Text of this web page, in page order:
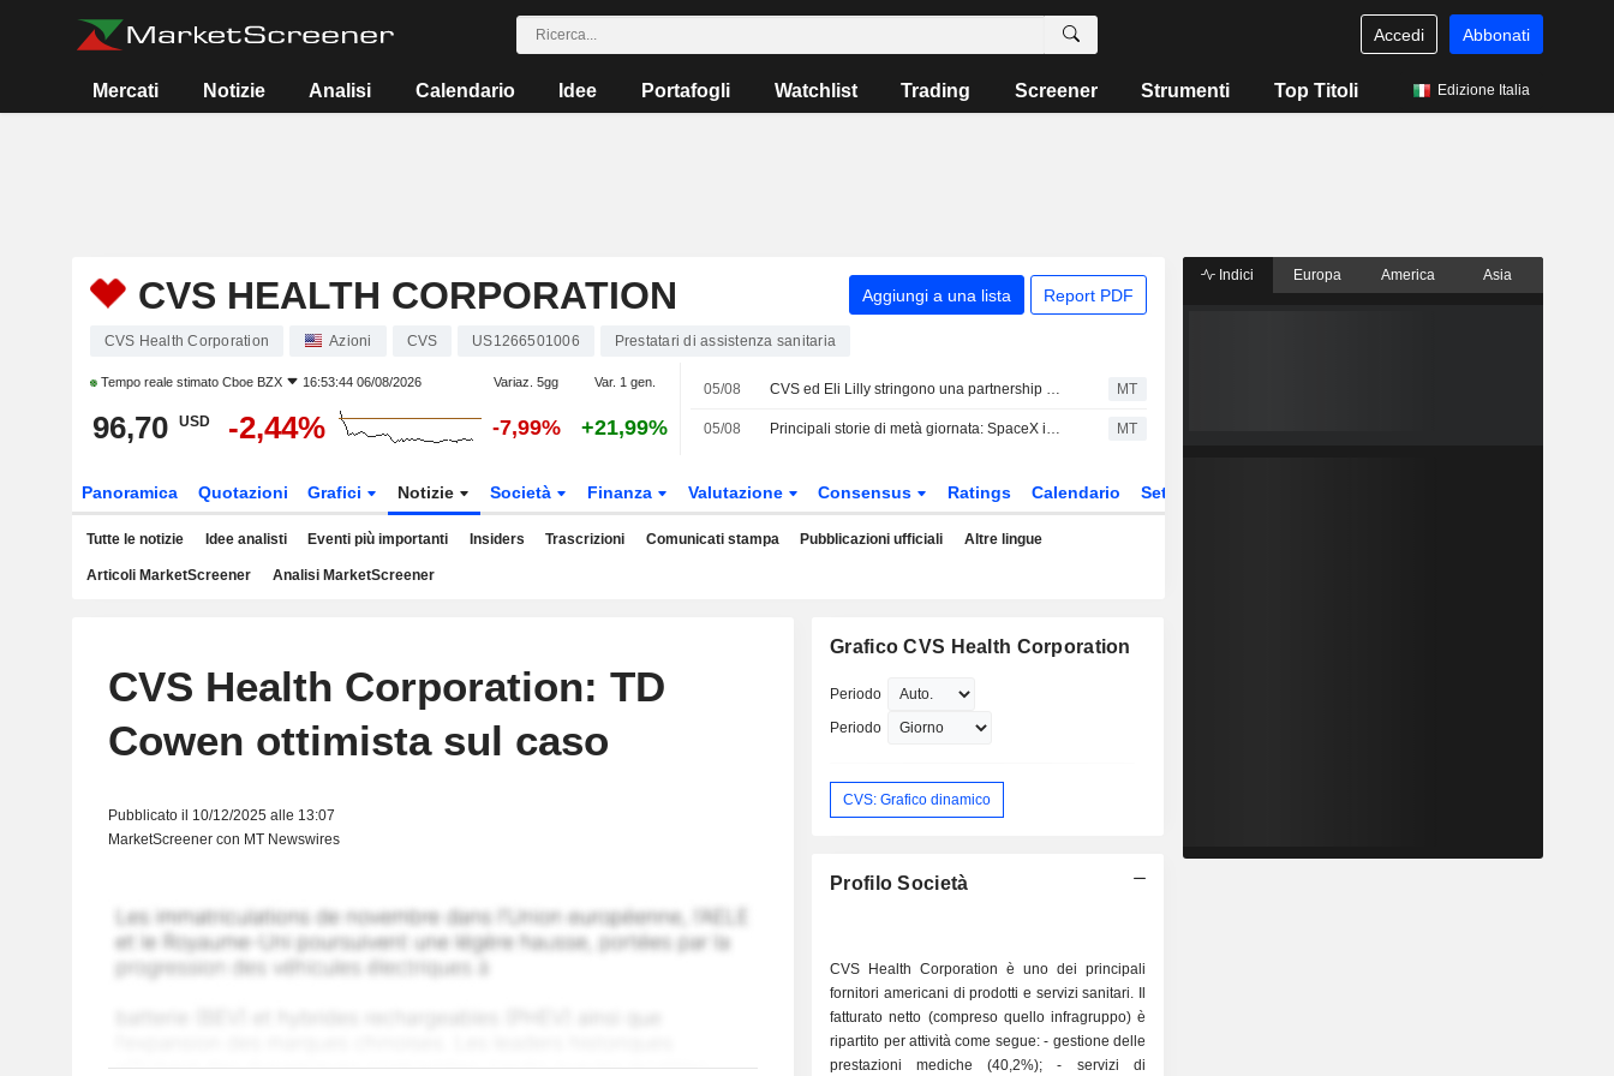
Accedi Abbonati
Mercati Notizie Analisi Calendario Idee Portafogli Watchlist Trading Screener Strumenti Top Titoli Edizione Italia
CVS HEALTH CORPORATION Aggiungi a una lista Report PDF
CVS Health Corporation Azioni CVS US1266501006 Prestatari di assistenza sanitaria
Tempo reale stimato Cboe BZX 16:53:44 06/08/2026 Variaz. 5gg Var. 1 gen.
96,70 USD -2,44% -7,99% +21,99%
05/08 CVS ed Eli Lilly stringono una partnership per migliorare l'accesso ai farmaci GLP-1; le aziende superano le stime del secondo trimestre MT
05/08 Principali storie di metà giornata: SpaceX in calo dopo i primi risultati; AMD scende nonostante l'utile per azione e il fatturato del secondo trimestre siano solidi MT
Panoramica Quotazioni Grafici Notizie Società Finanza Valutazione Consensus Ratings Calendario Settore
Tutte le notizie Idee analisti Eventi più importanti Insiders Trascrizioni Comunicati stampa Pubblicazioni ufficiali Altre lingue
Articoli MarketScreener Analisi MarketScreener
CVS Health Corporation: TD
Cowen ottimista sul caso
Pubblicato il 10/12/2025 alle 13:07
MarketScreener con MT Newswires
Grafico CVS Health Corporation
Periodo
Periodo
CVS: Grafico dinamico
Profilo Società
CVS Health Corporation è uno dei principali
fornitori americani di prodotti e servizi sanitari. Il
fatturato netto (compreso quello infragruppo) è
ripartito per attività come segue: - gestione delle
prestazioni mediche (40,2%); - servizi di
Indici Europa America Asia